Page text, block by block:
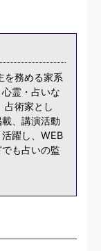
を務める家系
霊・占いな
占術家とし
、講演活動
躍し、WEB
も占いの監